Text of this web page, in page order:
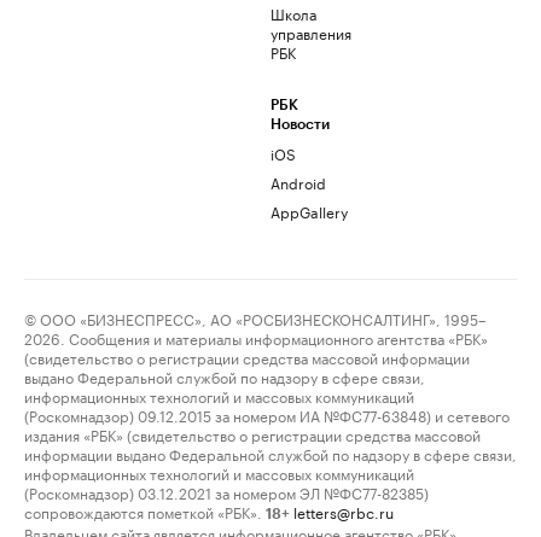
Школа
управления
РБК
РБК
Новости
iOS
Android
AppGallery
© ООО «БИЗНЕСПРЕСС», АО «РОСБИЗНЕСКОНСАЛТИНГ», 1995–
2026. Сообщения и материалы информационного агентства «РБК»
(свидетельство о регистрации средства массовой информации
выдано Федеральной службой по надзору в сфере связи,
информационных технологий и массовых коммуникаций
(Роскомнадзор) 09.12.2015 за номером ИА №ФС77-63848) и сетевого
издания «РБК» (свидетельство о регистрации средства массовой
информации выдано Федеральной службой по надзору в сфере связи,
информационных технологий и массовых коммуникаций
(Роскомнадзор) 03.12.2021 за номером ЭЛ №ФС77-82385)
сопровождаются пометкой «РБК».
18+ letters@rbc.ru